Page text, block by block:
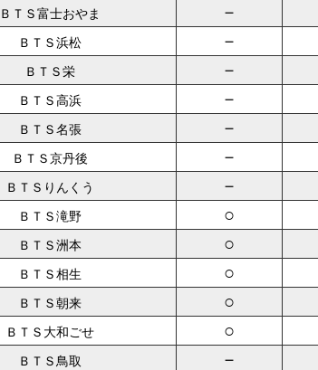
ＢＴＳ富士おやま －
ＢＴＳ浜松 －
ＢＴＳ栄 －
ＢＴＳ高浜 －
ＢＴＳ名張 －
ＢＴＳ京丹後 －
ＢＴＳりんくう －
ＢＴＳ滝野 ○
ＢＴＳ洲本 ○
ＢＴＳ相生 ○
ＢＴＳ朝来 ○
ＢＴＳ大和ごせ ○
ＢＴＳ鳥取 －